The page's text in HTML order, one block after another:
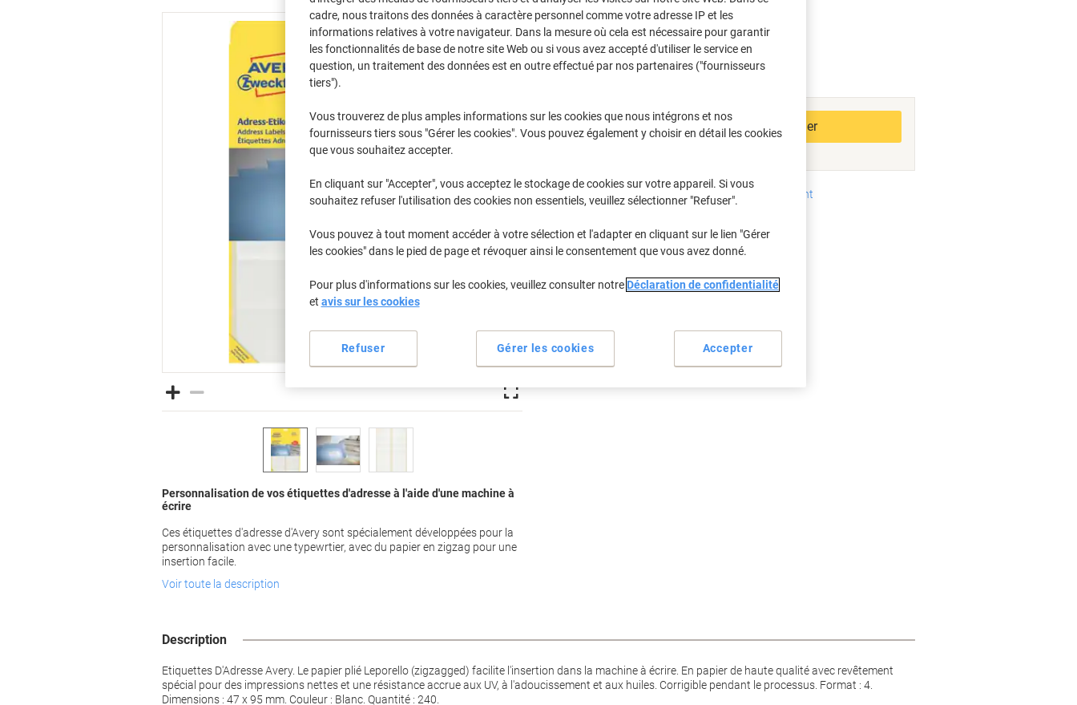
Personnalisation de vos étiquettes d'adresse à l'aide d'une machine à
écrire
Ces étiquettes d'adresse d'Avery sont spécialement développées pour la
personnalisation avec une typewrtier, avec du papier en zigzag pour une
insertion facile.
Voir toute la description
Seulement
€17,59 Paquet
€20,58 TVA incl.
Quantité
Ajouter au panier
Informations de livraison Moyens de paiement
Spécifications clés
Adhésif spécial robuste
Papier haute qualité
Description
Etiquettes D'Adresse Avery. Le papier plié Leporello (zigzagged) facilite l'insertion dans la machine à écrire. En papier de haute qualité avec revêtement
spécial pour des impressions nettes et une résistance accrue aux UV, à l'adoucissement et aux huiles. Corrigible pendant le processus. Format : 4.
Dimensions : 47 x 95 mm. Couleur : Blanc. Quantité : 240.
cadre, nous traitons des données à caractère personnel comme votre adresse IP et les
informations relatives à votre navigateur. Dans la mesure où cela est nécessaire pour garantir
les fonctionnalités de base de notre site Web ou si vous avez accepté d'utiliser le service en
question, un traitement des données est en outre effectué par nos partenaires ("fournisseurs
tiers").
Vous trouverez de plus amples informations sur les cookies que nous intégrons et nos
fournisseurs tiers sous "Gérer les cookies". Vous pouvez également y choisir en détail les cookies
que vous souhaitez accepter.
En cliquant sur "Accepter", vous acceptez le stockage de cookies sur votre appareil. Si vous
souhaitez refuser l'utilisation des cookies non essentiels, veuillez sélectionner "Refuser".
Vous pouvez à tout moment accéder à votre sélection et l'adapter en cliquant sur le lien "Gérer
les cookies" dans le pied de page et révoquer ainsi le consentement que vous avez donné.
Pour plus d'informations sur les cookies, veuillez consulter notre Déclaration de confidentialité
et avis sur les cookies
Gérer les cookies
Refuser Accepter